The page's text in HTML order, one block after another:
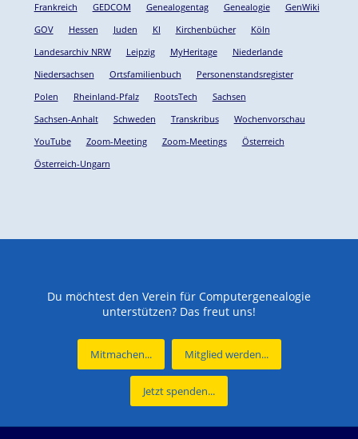
Frankreich
GEDCOM Genealogentag Genealogie
GenWiki
GOV
Hessen Juden KI Kirchenbücher
Köln
Landesarchiv NRW
Leipzig MyHeritage
Niederlande
Niedersachsen
Ortsfamilienbuch
Personenstandsregister
Polen
Rheinland-Pfalz RootsTech
Sachsen
Sachsen-Anhalt
Schweden Transkribus
Wochenvorschau
YouTube
Zoom-Meeting Zoom-Meetings
Österreich
Österreich-Ungarn
Du möchtest den Verein für Computergenealogie
unterstützen? Das freut uns!
Mitmachen... Mitglied werden...
Jetzt spenden...